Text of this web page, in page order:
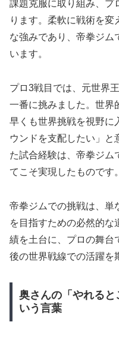
課題克服に取り組み、プ
ります。柔軟に戦術を変
な強みであり、帝拳ジム
います。
プロ3戦目では、元世界
一番に挑みました。世界
早くも世界挑戦を視野に
ウンドを支配したい」と
た試合経験は、帝拳ジム
てこそ実現したものです。
帝拳ジムでの挑戦は、単
を目指すための必然的な
績を土台に、プロの舞台
後の世界戦線での活躍を
奥さんの「やれると
いう言葉